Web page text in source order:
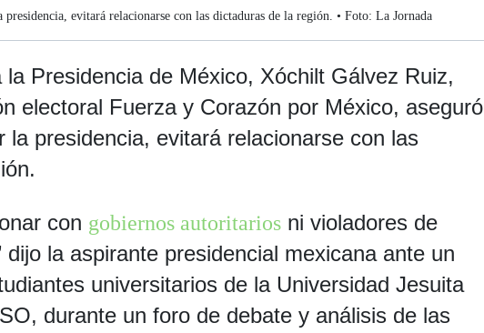
evitará relacionarse con las dictaduras de la región. • Foto: La Jornada
la Presidencia de México, Xóchilt Gálvez Ruiz,
electoral Fuerza y Corazón por México, aseguró
la presidencia, evitará relacionarse con las
con gobiernos autoritariosni violadores de
dijo la aspirante presidencial mexicana ante un
universitarios de la Universidad Jesuita
durante un foro de debate y análisis de las